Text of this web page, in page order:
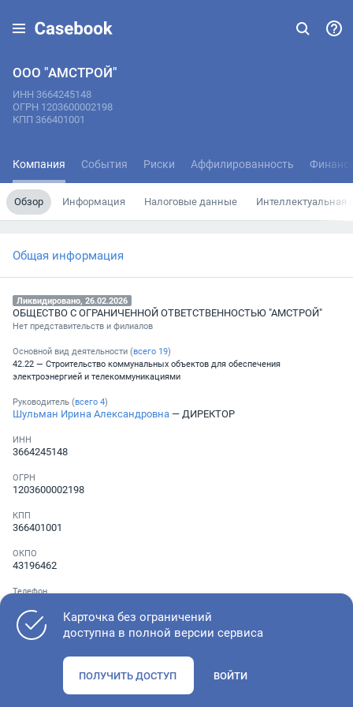
ООО "АМСТРОЙ"
ИНН 3664245148
ОГРН 1203600002198
КПП 366401001
Компания События Риски Аффилированность
Обзор Информация Налоговые данные Интеллектуальная
Общая информация
Ликвидировано, 26.02.2026
ОБЩЕСТВО С ОГРАНИЧЕННОЙ ОТВЕТСТВЕННОСТЬЮ "АМСТРОЙ"
Нет представительств и филиалов
Основной вид деятельности (всего 19)
42.22 — Строительство коммунальных объектов для обеспечения
электроэнергией и телекоммуникациями
Руководитель (всего 4)
Шульман Ирина Александровна — ДИРЕКТОР
ИНН
3664245148
ОГРН
1203600002198
КПП
366401001
ОКПО
43196462
Телефон
Как оценить состояние компании
Карточка без ограничений
доступна в полной версии сервиса
ПОЛУЧИТЬ ДОСТУП ВОЙТИ